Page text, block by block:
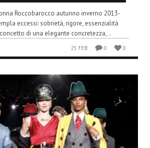
Roccobarocco autunno inverno 2013-
eccessi: sobrietà, rigore, essenzialità
di una elegante concretezza,..
25 FEB 0 0